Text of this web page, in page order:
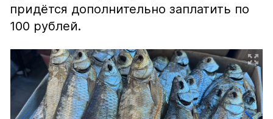
придётся дополнительно заплатить по
100 рублей.